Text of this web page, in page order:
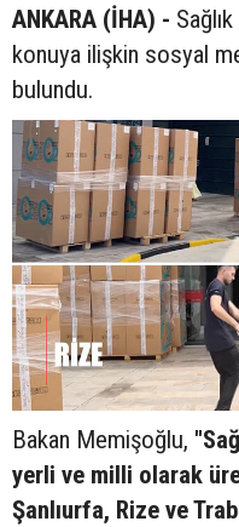
ANKARA (İHA) -
konuya ilişkin sosyal
bulundu.
Bakan Memişoğlu,
yerli ve milli olarak
Şanlıurfa, Rize ve